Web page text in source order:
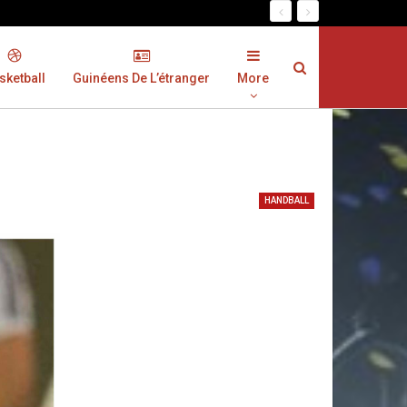
Guinéens De L’étranger More
HANDBALL